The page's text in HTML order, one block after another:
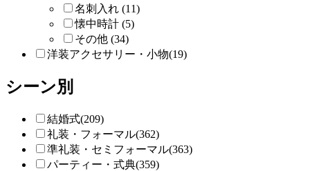
名刺入れ (11)
懐中時計 (5)
その他 (34)
洋装アクセサリー・小物(19)
シーン別
結婚式(209)
礼装・フォーマル(362)
準礼装・セミフォーマル(363)
パーティー・式典(359)